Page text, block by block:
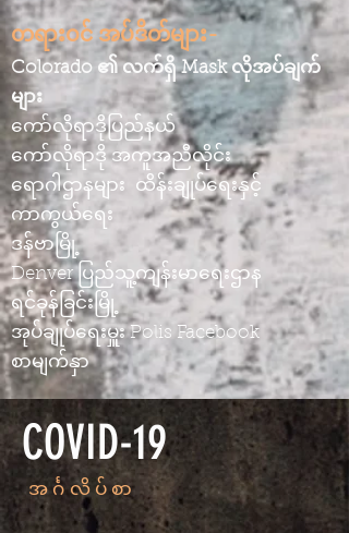
တရားဝင် အပ်ဒိတ်များ-
Colorado ၏ လက်ရှိ Mask လိုအပ်ချက်
များ
ကော်လိုရာဒိုပြည်နယ်
ကော်လိုရာဒို အကူအညီလိုင်း
ရောဂါဌာနများ
ထိန်းချုပ်ရေးနှင့်
ကာကွယ်ရေး
ဒန်ဗာမြို့
Denver ပြည်သူ့ကျန်းမာရေးဌာန
ရင်ခုန်ခြင်းမြို့
အုပ်ချုပ်ရေးမှူး Polis Facebook
စာမျက်နှာ
COVID-19
အင်္ဂလိပ်စာ